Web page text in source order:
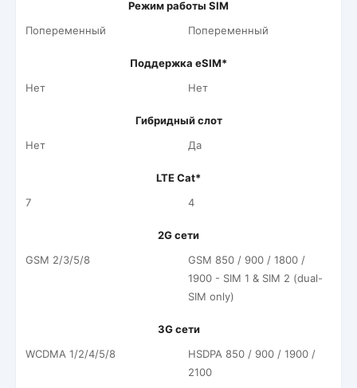
Режим работы SIM
Попеременный
Попеременный
Поддержка eSIM*
Нет
Нет
Гибридный слот
Нет
Да
LTE Cat*
7
4
2G сети
GSM 2/3/5/8
GSM 850 / 900 / 1800 /
1900 - SIM 1 & SIM 2 (dual-
SIM only)
3G сети
WCDMA 1/2/4/5/8
HSDPA 850 / 900 / 1900 /
2100